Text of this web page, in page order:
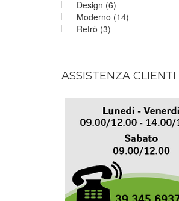
Design (6)
Moderno (14)
Retrò (3)
ASSISTENZA CLIENTI